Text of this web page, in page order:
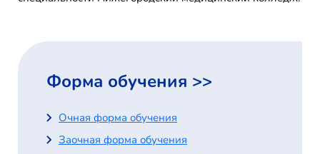
Форма обучения >>
Очная форма обучения
Заочная форма обучения